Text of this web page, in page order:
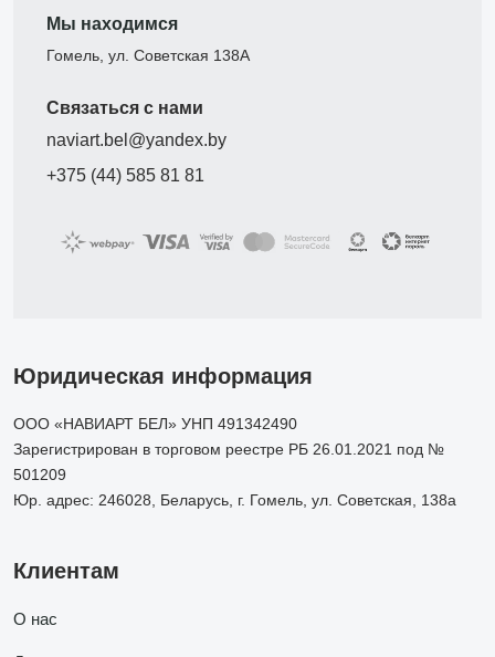
Мы находимся
Гомель, ул. Советская 138А
Связаться с нами
naviart.bel@yandex.by
+375 (44) 585 81 81
Юридическая информация
ООО «НАВИАРТ БЕЛ» УНП 491342490
Зарегистрирован в торговом реестре РБ 26.01.2021 под №
501209
Юр. адрес: 246028, Беларусь, г. Гомель, ул. Советская, 138а
Клиентам
О нас